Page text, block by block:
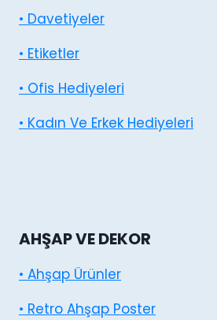
• Davetiyeler
• Etiketler
• Ofis Hediyeleri
• Kadın Ve Erkek Hediyeleri
AHŞAP VE DEKOR
• Ahşap Ürünler
• Retro Ahşap Poster